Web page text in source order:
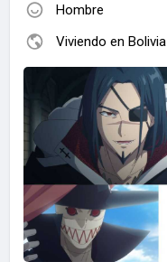
Hombre
Viviendo en Bolivia